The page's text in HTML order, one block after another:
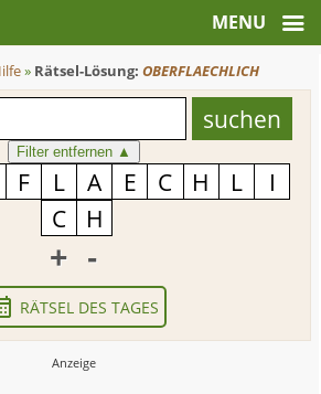
» Rätsel-Lösung:OBERFLAECHLICH
Filter entfernen ▲
+ -
RÄTSEL DES TAGES